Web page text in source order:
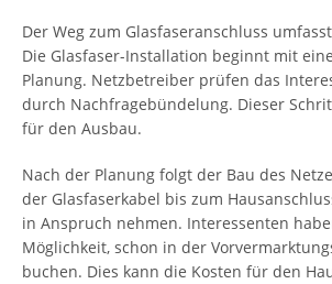
Der Weg zum Glasfaseranschluss
Die Glasfaser-Installation beginnt mit
Planung. Netzbetreiber prüfen das
durch Nachfragebündelung. Dieser
für den Ausbau.
Nach der Planung folgt der Bau des
der Glasfaserkabel bis zum
in Anspruch nehmen. Interessenten
Möglichkeit, schon in der
buchen. Dies kann die Kosten für den